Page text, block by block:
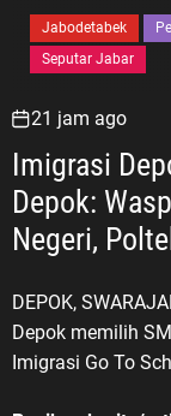
Jabodetabek
Seputar Jabar
21 jam ago
Imigrasi
Depok:
DEPOK,
Depok memilih
Imigrasi Go To